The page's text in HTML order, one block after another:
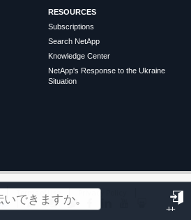
サ
？
RESOURCES
Subscriptions
Search NetApp
Knowledge Center
NetApp's Response to the Ukraine
Situation
Terms of Use
Privacy Policy